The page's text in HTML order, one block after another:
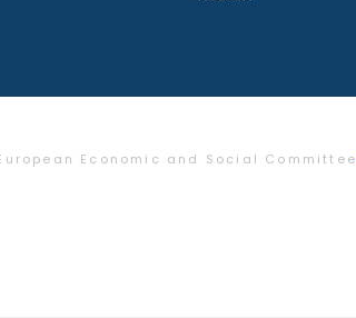
European Economic and Social Committee